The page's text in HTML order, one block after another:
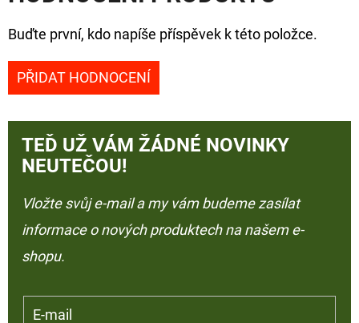
Buďte první, kdo napíše příspěvek k této položce.
PŘIDAT HODNOCENÍ
TEĎ UŽ VÁM ŽÁDNÉ NOVINKY
NEUTEČOU!
Vložte svůj e-mail a my vám budeme zasílat
informace o nových produktech na našem e-
shopu.
E-mail